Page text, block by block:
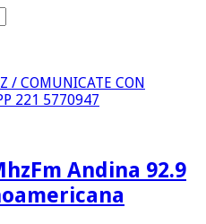
/ COMUNICATE CON
221 5770947
Fm Andina 92.9